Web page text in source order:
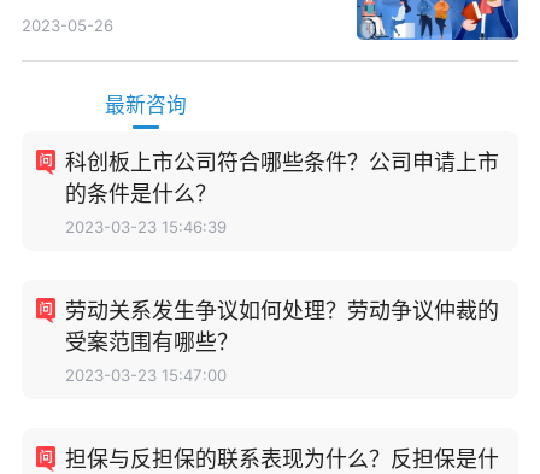
2023-05-26
最新咨询
科创板上市公司符合哪些条件？公司申请上市
的条件是什么？
2023-03-23 15:46:39
劳动关系发生争议如何处理？劳动争议仲裁的
受案范围有哪些？
2023-03-23 15:47:00
担保与反担保的联系表现为什么？反担保是什